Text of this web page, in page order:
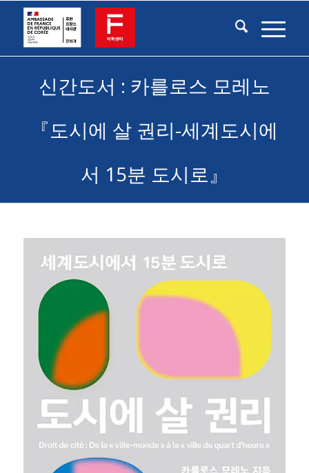
신간도서 : 카를로스 모레노
『도시에 살 권리-세계도시에
서 15분 도시로』